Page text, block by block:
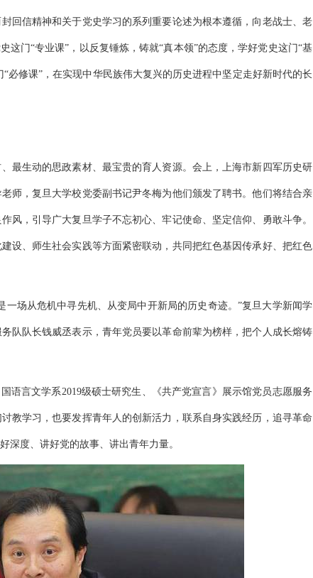
回信精神和关于党史学习的系列重要论述为根本遵循，向老战士、老
这门“专业课”，以反复锤炼，铸就“真本领”的态度，学好党史这门“基
必修课”，在实现中华民族伟大复兴的历史进程中坚定走好新时代的长
最生动的思政素材、最宝贵的育人资源。会上，上海市新四军历史研
师，复旦大学校党委副书记尹冬梅为他们颁发了聘书。他们将结合亲
风，引导广大复旦学子不忘初心、牢记使命、坚定信仰、勇敢斗争。
设、师生社会实践等方面紧密联动，共同把红色基因传承好、把红色
场从危机中寻先机、从变局中开新局的历史奇迹。”复旦大学新闻学
队队长钱威丞表示，青年党员要以革命前辈为榜样，把个人成长熔铸
语言文学系2019级硕士研究生、《共产党宣言》展示馆党员志愿服务
教学习，也要发挥青年人的创新活力，联系自身实践经历，追寻革命
深度、讲好党的故事、讲出青年力量。